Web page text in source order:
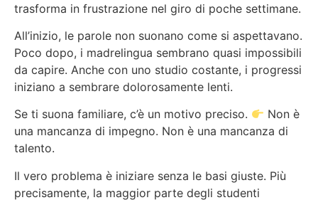
trasforma in frustrazione nel giro di poche settimane.
All’inizio, le parole non suonano come si aspettavano.
Poco dopo, i madrelingua sembrano quasi impossibili
da capire. Anche con uno studio costante, i progressi
iniziano a sembrare dolorosamente lenti.
Se ti suona familiare, c’è un motivo preciso.
Non è
una mancanza di impegno. Non è una mancanza di
talento.
Il vero problema è iniziare senza le basi giuste. Più
precisamente, la maggior parte degli studenti